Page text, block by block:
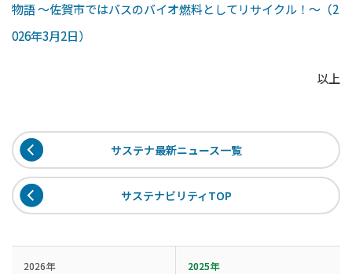
物語 ～佐賀市ではバスのバイオ燃料としてリサイクル！～（2
026年3月2日）
以上
サステナ最新ニュース一覧
サステナビリティTOP
2026年 2025年